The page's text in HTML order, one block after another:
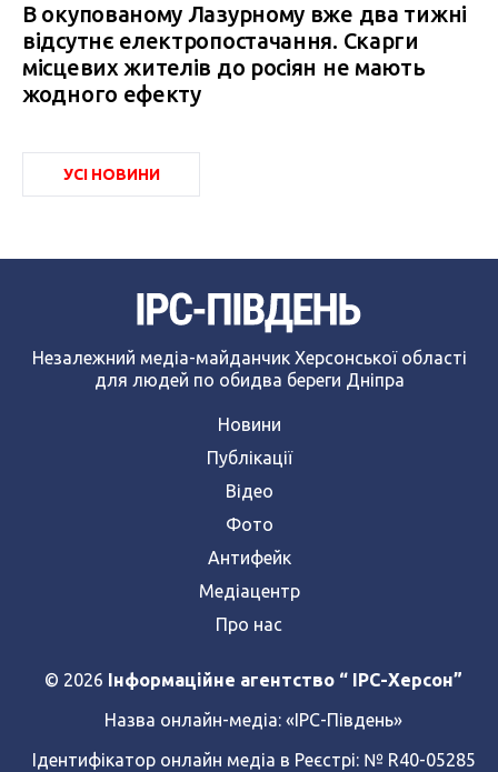
В окупованому Лазурному вже два тижні
відсутнє електропостачання. Скарги
місцевих жителів до росіян не мають
жодного ефекту
УСІ НОВИНИ
Незалежний медіа-майданчик Херсонської області
для людей по обидва береги Дніпра
Новини
Публікації
Відео
Фото
Антифейк
Медіацентр
Про нас
© 2026
Інформаційне агентство “ IPC-Херсон”
Назва онлайн-медіа: «ІРС-Південь»
Ідентифікатор онлайн медіа в Реєстрі: № R40-05285